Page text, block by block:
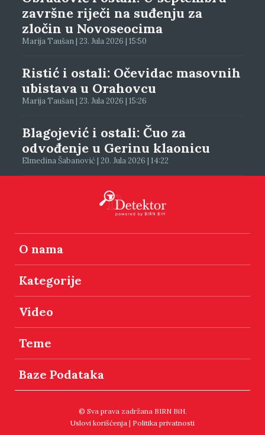
završne riječi na suđenju za
zločin u Novoseocima
Marija Taušan | 23. Jula 2026 | 15:50
Ristić i ostali: Očevidac masovnih
ubistava u Orahovcu
Marija Taušan | 23. Jula 2026 | 15:26
Blagojević i ostali: Čuo za
odvođenje u Gerinu klaonicu
Elmedina Šabanović | 20. Jula 2026 | 14:22
O nama
Kategorije
Video
Teme
Baze Podataka
© Sva prava zadržana BIRN BiH.
Uslovi korišćenja | Politika privatnosti